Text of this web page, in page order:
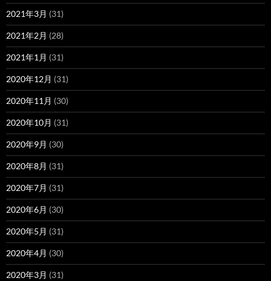
2021年3月 (31)
2021年2月 (28)
2021年1月 (31)
2020年12月 (31)
2020年11月 (30)
2020年10月 (31)
2020年9月 (30)
2020年8月 (31)
2020年7月 (31)
2020年6月 (30)
2020年5月 (31)
2020年4月 (30)
2020年3月 (31)